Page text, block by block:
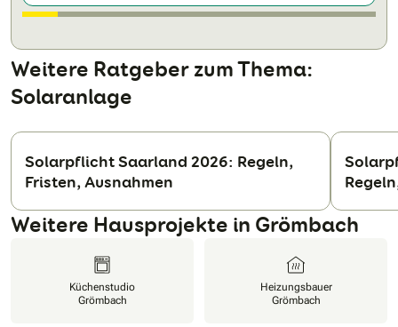
Weitere Ratgeber zum Thema:
Solaranlage
Solarpflicht Saarland 2026: Regeln,
Fristen, Ausnahmen
Weitere Hausprojekte in Grömbach
Küchenstudio
Grömbach
Heizungsbauer
Grömbach